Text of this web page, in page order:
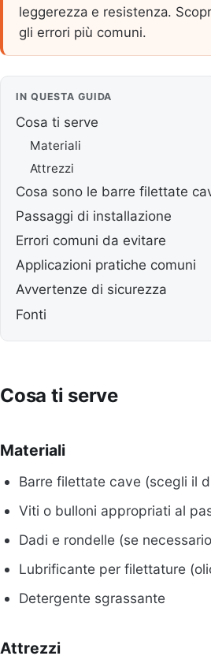
leggerezza e resistenza.
gli errori più comuni.
IN QUESTA GUIDA
Cosa ti serve
Materiali
Attrezzi
Cosa sono le barre filettate
Passaggi di installazione
Errori comuni da evitare
Applicazioni pratiche comuni
Avvertenze di sicurezza
Fonti
Cosa ti serve
Materiali
Barre filettate cave (scegli il
Viti o bulloni appropriati al
Dadi e rondelle (se
Lubrificante per filettature
Detergente sgrassante
Attrezzi